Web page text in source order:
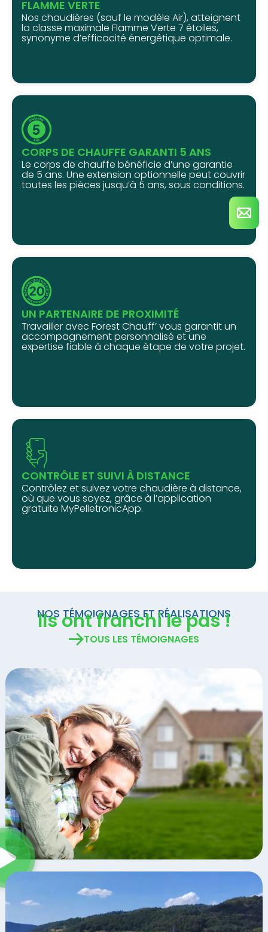
FLAMME VERTE
Nos chaudières (sauf le modèle Air), atteignent
la classe maximale Flamme Verte 7 étoiles,
synonyme d’efficacité énergétique optimale.
CORPS DE CHAUFFE GARANTI 5 ANS
Le corps de chauffe bénéficie d’une garantie
de 5 ans. Une extension optionnelle peut couvrir
toutes les pièces jusqu’à 5 ans, sous conditions.
UN PARTENAIRE DE PROXIMITÉ
Travailler avec Forest Chauff’ vous garantit un
accompagnement personnalisé et une
expertise fiable à chaque étape de votre projet.
CONTRÔLE ET SUIVI À DISTANCE
Contrôlez et suivez votre chaudière à distance,
où que vous soyez, grâce à l’application
gratuite MyPelletronicApp.
NOS TÉMOIGNAGES ET RÉALISATIONS
Ils ont franchile pas !
TOUS LES TÉMOIGNAGES